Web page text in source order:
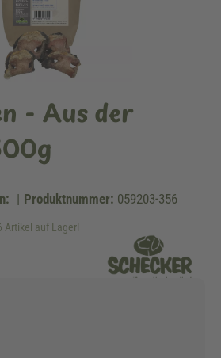
- Aus der
| Produktnummer: 059203-356
Artikel auf Lager!